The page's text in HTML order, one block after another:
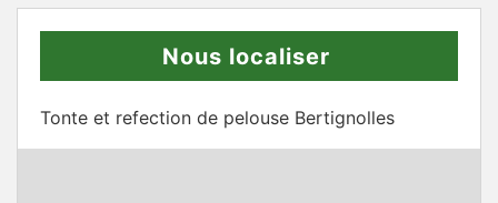
Nous localiser
Tonte et refection de pelouse Bertignolles